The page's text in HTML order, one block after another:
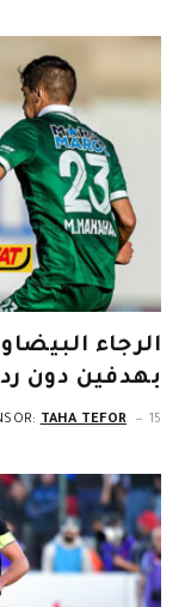
الرجاء
بهدفين دون
TAHA TEFOR 15 سبتمبر، 2025